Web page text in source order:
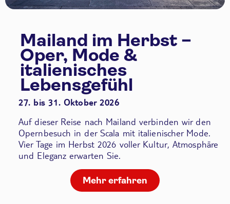
Mailand im Herbst –
Oper, Mode &
italienisches
Lebensgefühl
27. bis 31. Oktober 2026
Auf dieser Reise nach Mailand verbinden wir den
Opernbesuch in der Scala mit italienischer Mode.
Vier Tage im Herbst 2026 voller Kultur, Atmosphäre
und Eleganz erwarten Sie.
Mehr erfahren